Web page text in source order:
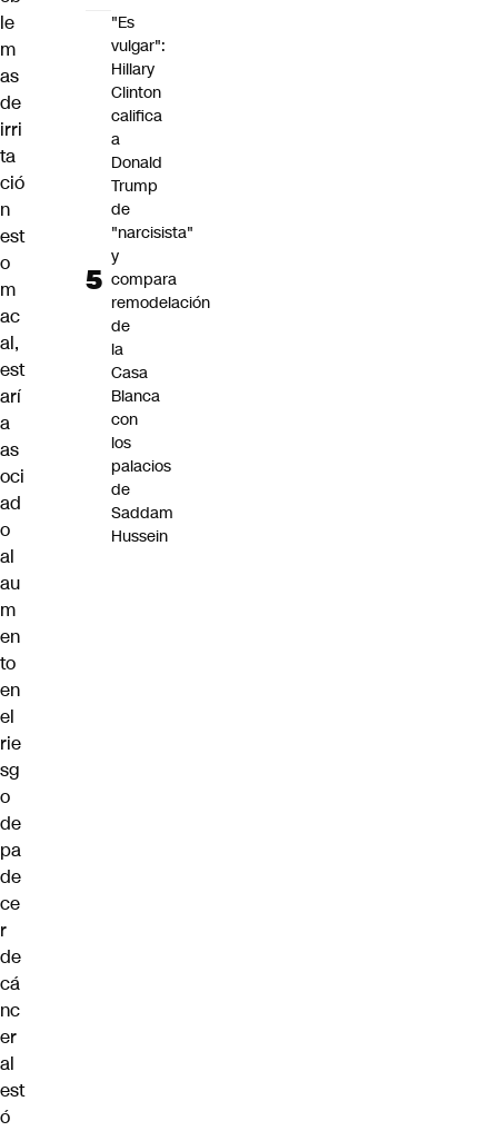
le
m
as
de
irri
ta
ció
n
est
o
m
ac
al,
est
arí
a
as
oci
ad
o
al
au
m
en
to
en
el
rie
sg
o
de
pa
de
ce
r
de
cá
nc
er
al
est
ó
"Es
vulgar":
Hillary
Clinton
califica
a
Donald
Trump
de
"narcisista"
y
compara
remodelación
de
la
Casa
Blanca
con
los
palacios
de
Saddam
Hussein